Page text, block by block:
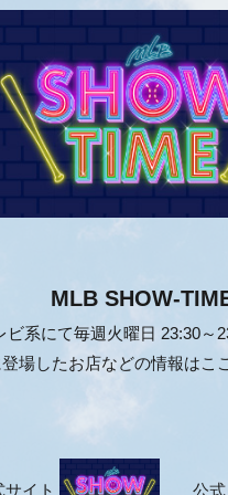
MLB SHOW-
ビ系にて毎週火曜日 23:30～
場したお店などの情報はこ
サイト 公式